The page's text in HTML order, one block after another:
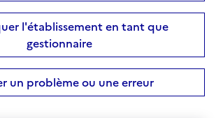
l'établissement en tant que
gestionnaire
un problème ou une erreur